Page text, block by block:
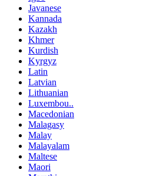
Javanese
Kannada
Kazakh
Khmer
Kurdish
Kyrgyz
Latin
Latvian
Lithuanian
Luxembou..
Macedonian
Malagasy
Malay
Malayalam
Maltese
Maori